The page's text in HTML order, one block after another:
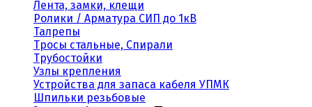
Лента, замки, клещи
Ролики / Арматура СИП до 1кВ
Талрепы
Тросы стальные, Спирали
Трубостойки
Узлы крепления
Устройства для запаса кабеля УПМК
Шпильки резьбовые